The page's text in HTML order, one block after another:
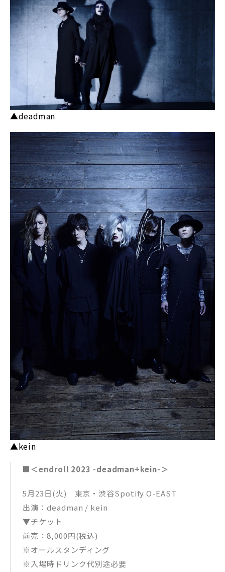
▲deadman
▲kein
■＜endroll 2023 -deadman+kein-＞
5月23日(火) 東京・渋谷Spotify O-EAST
出演：deadman / kein
▼チケット
前売：8,000円(税込)
※オールスタンディング
※入場時ドリンク代別途必要